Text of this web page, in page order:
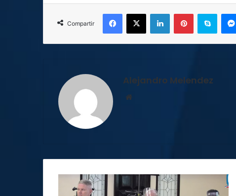
Compartir
Facebook
X LinkedInPinterestSkype
Alejandro Melendez
Colegio